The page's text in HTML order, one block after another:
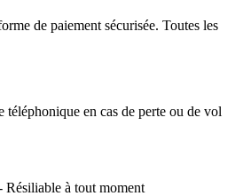
de paiement sécurisée. Toutes les
téléphonique en cas de perte ou de vol
à tout moment